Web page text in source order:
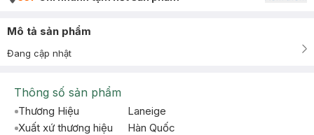
Mô tả sản phẩm
Đang cập nhật
Thông số sản phẩm
Thương Hiệu
Laneige
Xuất xứ thương hiệu
Hàn Quốc